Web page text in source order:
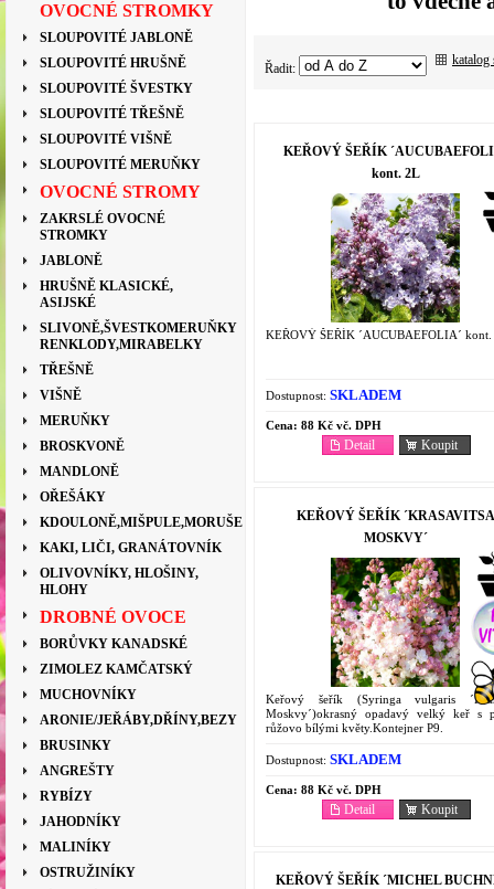
OVOCNÉ STROMKY
SLOUPOVITÉ JABLONĚ
SLOUPOVITÉ HRUŠNĚ
SLOUPOVITÉ ŠVESTKY
SLOUPOVITÉ TŘEŠNĚ
SLOUPOVITÉ VIŠNĚ
SLOUPOVITÉ MERUŇKY
OVOCNÉ STROMY
ZAKRSLÉ OVOCNÉ
STROMKY
JABLONĚ
HRUŠNĚ KLASICKÉ,
ASIJSKÉ
SLIVONĚ,ŠVESTKOMERUŇKY
RENKLODY,MIRABELKY
TŘEŠNĚ
VIŠNĚ
MERUŇKY
BROSKVONĚ
MANDLONĚ
OŘEŠÁKY
KDOULONĚ,MIŠPULE,MORUŠE
KAKI, LIČI, GRANÁTOVNÍK
OLIVOVNÍKY, HLOŠINY,
HLOHY
DROBNÉ OVOCE
BORŮVKY KANADSKÉ
ZIMOLEZ KAMČATSKÝ
MUCHOVNÍKY
ARONIE/JEŘÁBY,DŘÍNY,BEZY
BRUSINKY
ANGREŠTY
RYBÍZY
JAHODNÍKY
MALINÍKY
OSTRUŽINÍKY
Řadit:
katalog
KEŘOVÝ ŠEŘÍK
kont. 2L
KEŘOVÝ ŠEŘÍK ´AUCUBAEFOLIA´
Dostupnost: SKLADEM
Cena: 88 Kč vč. DPH
Koupit
Detail
KEŘOVÝ ŠEŘÍK ´KRASAVITSA
MOSKVY´
Keřový šeřík (Syringa vulgaris
Moskvy´)okrasný opadavý velký keř s
růžovo bílými květy.Kontejner P9.
Dostupnost: SKLADEM
Cena: 88 Kč vč. DPH
Koupit
Detail
KEŘOVÝ ŠEŘÍK ´MICHEL